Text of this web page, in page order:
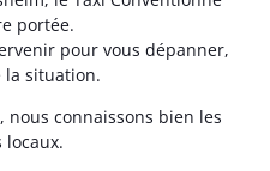
portée.
pour vous dépanner,
la situation.
nous connaissons bien les
locaux.